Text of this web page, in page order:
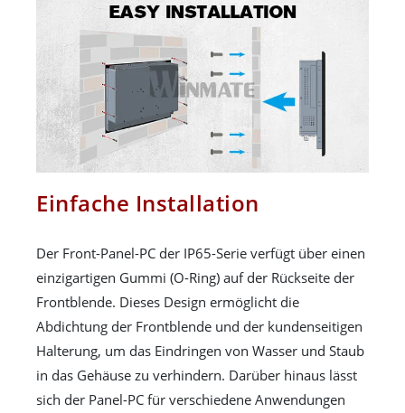
Einfache Installation
Der Front-Panel-PC der IP65-Serie verfügt über einen
einzigartigen Gummi (O-Ring) auf der Rückseite der
Frontblende. Dieses Design ermöglicht die
Abdichtung der Frontblende und der kundenseitigen
Halterung, um das Eindringen von Wasser und Staub
in das Gehäuse zu verhindern. Darüber hinaus lässt
sich der Panel-PC für verschiedene Anwendungen